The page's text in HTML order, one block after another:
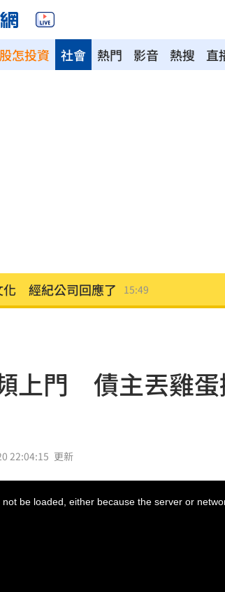
怎投資 熱門 影音 熱搜 直
社會
子神隱8個月2度發文 15:45
海！他：無知又無良
戶停電、多人受傷 15:40
「恐24小時內灌完」
風？老樹連根拔起
餐雞肉加3菜銅板價 15:38
上門 債主丟雞蛋
22:04:15 更新
be loaded, either because the server or